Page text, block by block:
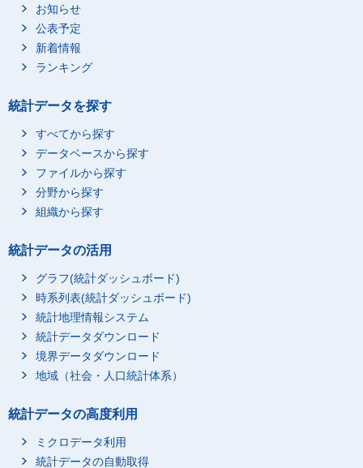
お知らせ
公表予定
新着情報
ランキング
統計データを探す
すべてから探す
データベースから探す
ファイルから探す
分野から探す
組織から探す
統計データの活用
グラフ(統計ダッシュボード)
時系列表(統計ダッシュボード)
統計地理情報システム
統計データダウンロード
境界データダウンロード
地域（社会・人口統計体系）
統計データの高度利用
ミクロデータ利用
統計データの自動取得